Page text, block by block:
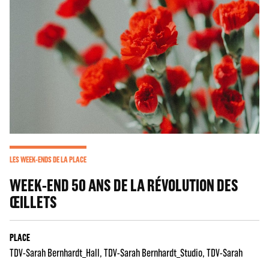
LES WEEK-ENDS DE LA PLACE
WEEK-END 50 ANS DE LA RÉVOLUTION DES
ŒILLETS
PLACE
TDV-Sarah Bernhardt_Hall TDV-Sarah Bernhardt_Studio TDV-Sarah